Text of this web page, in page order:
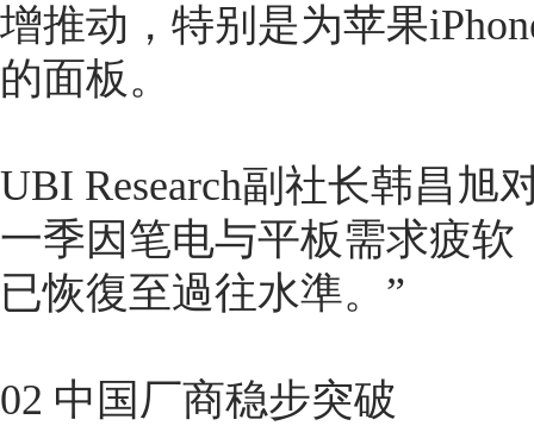
增推动，特别是为苹果
的面板。
UBI Research副社长韩昌旭
一季因笔电与平板需求疲
已恢復至過往水準。”
02 中国厂商稳步突破